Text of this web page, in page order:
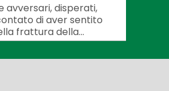
avversari, disperati,
di aver sentito
frattura della...